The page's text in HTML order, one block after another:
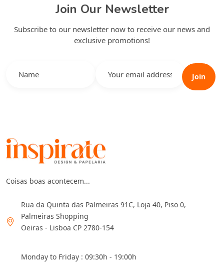
Join Our Newsletter
Subscribe to our newsletter now to receive our news and
exclusive promotions!
Join
Coisas boas acontecem...
Rua da Quinta das Palmeiras 91C, Loja 40, Piso 0,
Palmeiras Shopping
Oeiras - Lisboa CP 2780-154
Monday to Friday : 09:30h - 19:00h